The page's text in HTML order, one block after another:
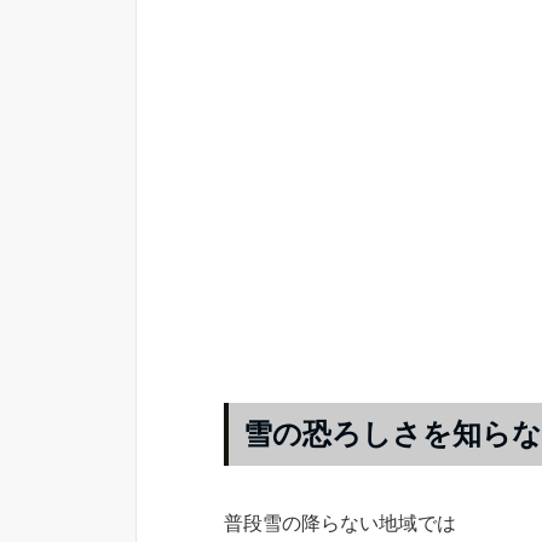
雪の恐ろしさを知ら
普段雪の降らない地域では